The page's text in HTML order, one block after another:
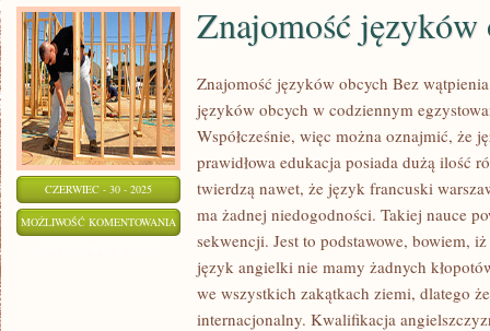
CZERWIEC - 30 - 2025
MOŻLIWOŚĆ KOMENTOWANIA ZNAJOMOŚĆ
JĘZYKÓW
OBCYCH
Znajomość języków
Znajomość języków obcych Bez
języków obcych w codziennym
Współcześnie, więc można oznajmić, że
prawidłowa edukacja posiada dużą ilość
twierdzą nawet, że język francuski
ma żadnej niedogodności. Takiej nauce
sekwencji. Jest to podstawowe, bowiem,
język angielki nie mamy żadnych
we wszystkich zakątkach ziemi, dlatego
internacjonalny. Kwalifikacja